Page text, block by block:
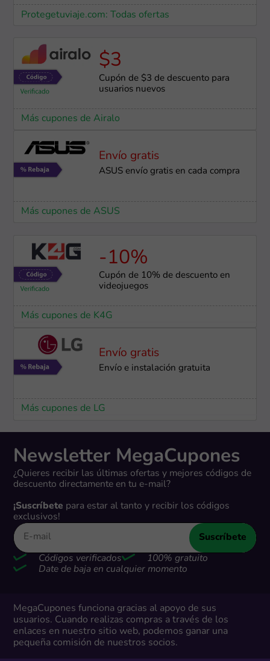
Protegetuviaje.com: Todas ofertas
$3
Cupón de $3 de descuento para
usuarios nuevos
Más cupones de Airalo
Envío gratis
ASUS envío gratis en cada compra
Más cupones de ASUS
-10%
Cupón de 10% de descuento en
videojuegos
Más cupones de K4G
Envío gratis
Envío e instalación ​gratuita
Más cupones de LG
Newsletter MegaCupones
¿Quieres recibir las últimas ofertas y mejores códigos de
descuento directamente en tu e-mail?
¡Suscríbete para estar al tanto y recibir los códigos
exclusivos!
Suscríbete
Códigos verificados
100% gratuito
Date de baja en cualquier momento
MegaCupones funciona gracias al apoyo de sus
usuarios. Cuando realizas compras a través de los
enlaces en nuestro sitio web, podemos ganar una
pequeña comisión de nuestros socios.